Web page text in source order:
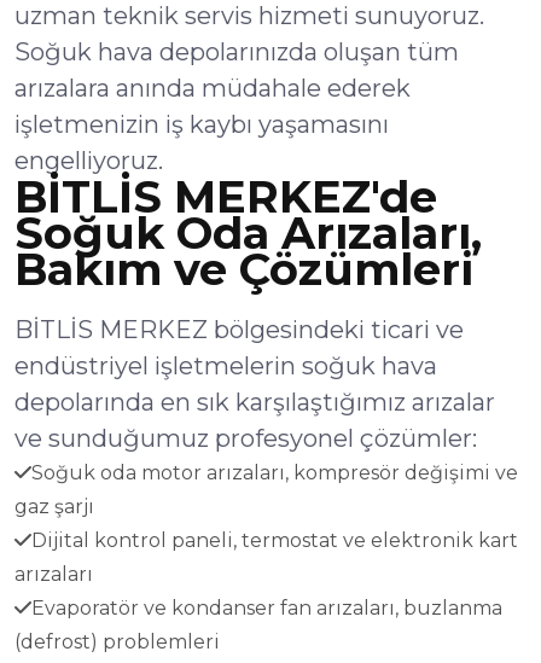
uzman teknik servis hizmeti sunuyoruz.
Soğuk hava depolarınızda oluşan tüm
arızalara anında müdahale ederek
işletmenizin iş kaybı yaşamasını
engelliyoruz.
BİTLİS MERKEZ'de
Soğuk Oda Arızaları,
Bakım ve Çözümleri
BİTLİS MERKEZ bölgesindeki ticari ve
endüstriyel işletmelerin soğuk hava
depolarında en sık karşılaştığımız arızalar
ve sunduğumuz profesyonel çözümler:
Soğuk oda motor arızaları, kompresör değişimi ve
gaz şarjı
Dijital kontrol paneli, termostat ve elektronik kart
arızaları
Evaporatör ve kondanser fan arızaları, buzlanma
(defrost) problemleri